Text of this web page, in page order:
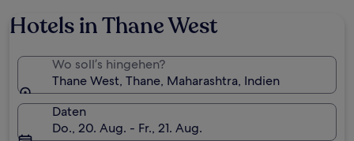
Hotels in Thane West
Wo soll’s hingehen?
Thane West, Thane, Maharashtra, Indien
Daten
Do., 20. Aug. - Fr., 21. Aug.